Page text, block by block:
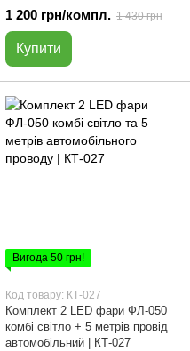
1 200 грн/компл. 1 430 грн
Купити
Вигода 50 грн!
Код товару: КТ-027
Комплект 2 LED фари ФЛ-050
комбі світло + 5 метрів провід
автомобільний | КТ-027